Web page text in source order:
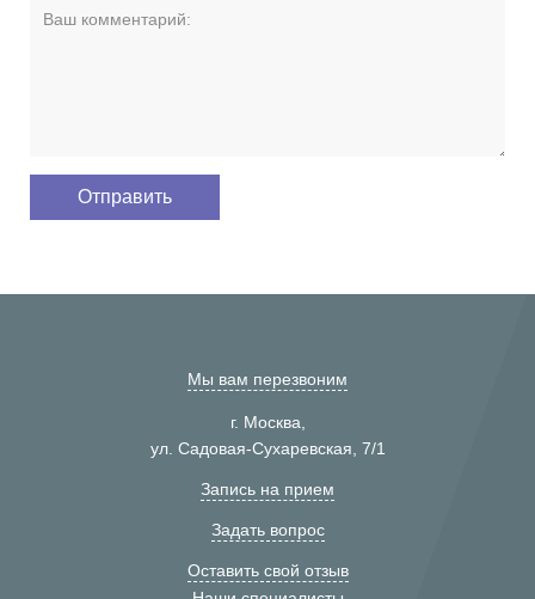
Мы вам перезвоним
г. Москва,
ул. Садовая-Сухаревская, 7/1
Запись на прием
Задать вопрос
Оставить свой отзыв